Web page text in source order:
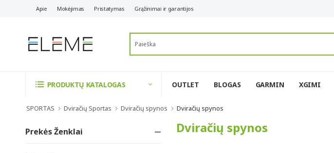
Apie Mokėjimas Pristatymas Grąžinimai ir garantijos
PRODUKTŲ KATALOGAS OUTLET BLOGAS GARMIN XGIMI
SPORTAS Dviračių Sportas Dviračių spynos Dviračių spynos
Prekės Ženklai Dviračių spynos